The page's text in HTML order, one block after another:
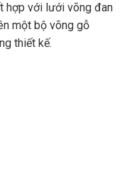
hợp với lưới võng đan
một bộ võng gỗ
thiết kế.